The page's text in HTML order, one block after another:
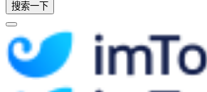
搜索一下